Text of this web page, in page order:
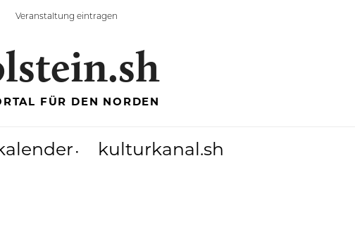
Veranstaltung eintragen
FÜR DEN NORDEN
kulturkanal.sh